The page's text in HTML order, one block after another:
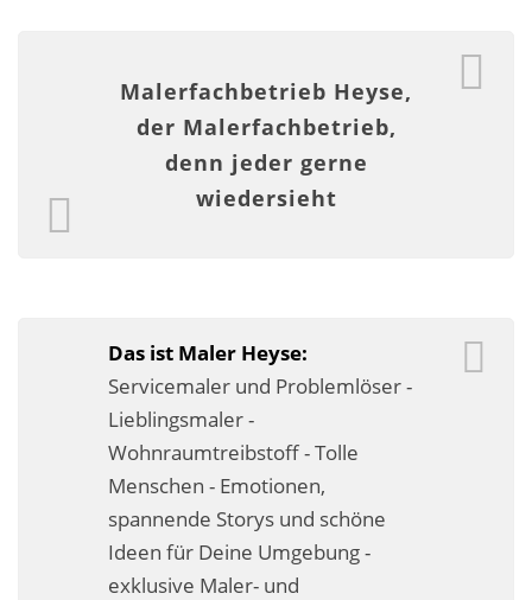
Malerarbeiten
Rostoptik
Tapezierarbeiten
Service ›
Business-Lösungen
Premium-Lösungen
Meine gute Empfehlung
Malerfachbetrieb Heyse,
der Malerfachbetrieb,
denn jeder gerne
wiedersieht
Das ist Maler Heyse:
Servicemaler und Problemlöser -
Lieblingsmaler -
Wohnraumtreibstoff - Tolle
Menschen - Emotionen,
spannende Storys und schöne
Ideen für Deine Umgebung -
exklusive Maler- und